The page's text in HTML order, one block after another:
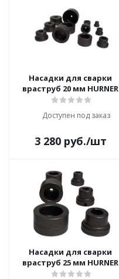
Насадки для сварки
враструб 20 мм HURNER
Доступен под заказ
3 280руб./шт
Насадки для сварки
враструб 25 мм HURNER